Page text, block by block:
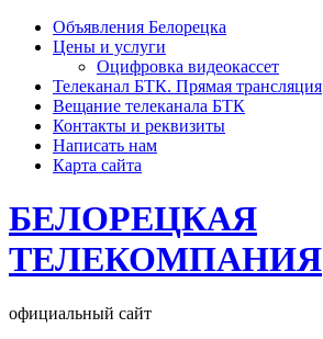
Объявления Белорецка
Цены и услуги
Оцифровка видеокассет
Телеканал БТК. Прямая трансляция
Вещание телеканала БТК
Контакты и реквизиты
Написать нам
Карта сайта
БЕЛОРЕЦКАЯ
ТЕЛЕКОМПАНИЯ
официальный сайт